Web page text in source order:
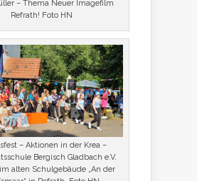
– Thema Neuer Imagefilm
Refrath! Foto HN
– Aktionen in der Krea –
Bergisch Gladbach e.V.
alten Schulgebäude „An der